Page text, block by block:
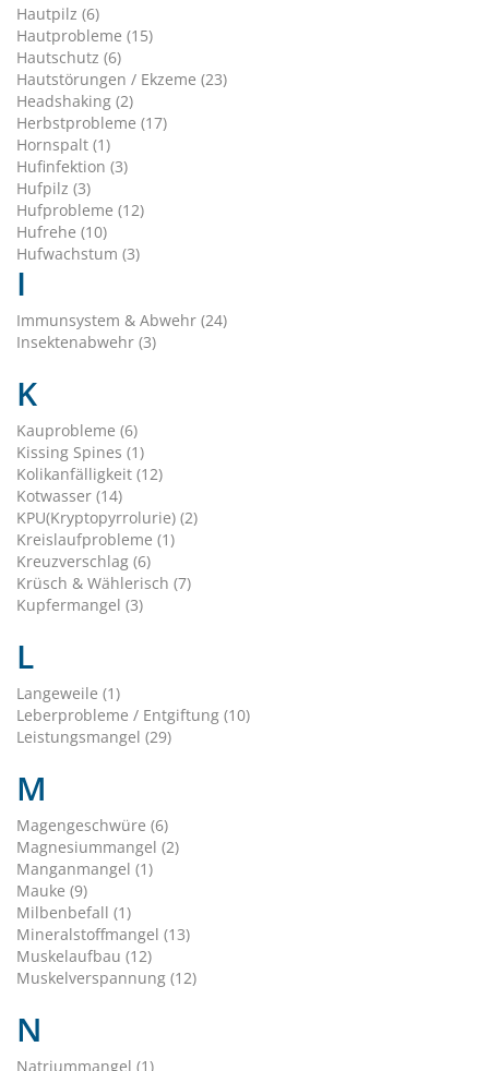
Hautpilz (6)
Hautprobleme (15)
Hautschutz (6)
Hautstörungen / Ekzeme (23)
Headshaking (2)
Herbstprobleme (17)
Hornspalt (1)
Hufinfektion (3)
Hufpilz (3)
Hufprobleme (12)
Hufrehe (10)
Hufwachstum (3)
I
Immunsystem & Abwehr (24)
Insektenabwehr (3)
K
Kauprobleme (6)
Kissing Spines (1)
Kolikanfälligkeit (12)
Kotwasser (14)
KPU(Kryptopyrrolurie) (2)
Kreislaufprobleme (1)
Kreuzverschlag (6)
Krüsch & Wählerisch (7)
Kupfermangel (3)
L
Langeweile (1)
Leberprobleme / Entgiftung (10)
Leistungsmangel (29)
M
Magengeschwüre (6)
Magnesiummangel (2)
Manganmangel (1)
Mauke (9)
Milbenbefall (1)
Mineralstoffmangel (13)
Muskelaufbau (12)
Muskelverspannung (12)
N
Natriummangel (1)